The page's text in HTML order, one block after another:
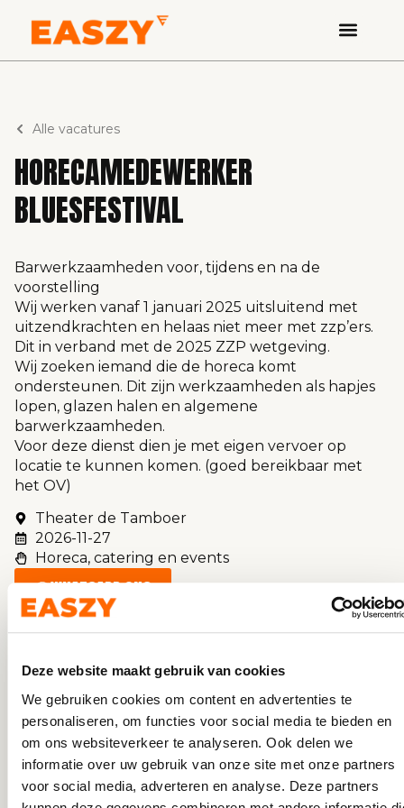
Deze website maakt gebruik van cookies
We gebruiken cookies om content en advertenties te
personaliseren, om functies voor social media te bieden en
om ons websiteverkeer te analyseren. Ook delen we
informatie over uw gebruik van onze site met onze partners
voor social media, adverteren en analyse. Deze partners
Alle vacatures
HORECAMEDEWERKER
BLUESFESTIVAL
Barwerkzaamheden voor, tijdens en na de
voorstelling
Wij werken vanaf 1 januari 2025 uitsluitend met
uitzendkrachten en helaas niet meer met zzp’ers.
Dit in verband met de 2025 ZZP wetgeving.
Wij zoeken iemand die de horeca komt
ondersteunen. Dit zijn werkzaamheden als hapjes
lopen, glazen halen en algemene
barwerkzaamheden.
Voor deze dienst dien je met eigen vervoer op
locatie te kunnen komen. (goed bereikbaar met
het OV)
Theater de Tamboer
2026-11-27
Horeca, catering en events
WHATSAPP ONS